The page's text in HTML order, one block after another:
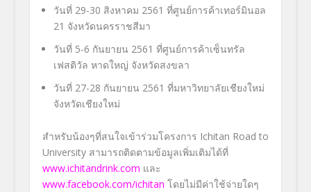
วันที่ 29-30 สิงหาคม 2561 ที่ศูนย์การค้าเทอร์มินอล
21 จังหวัดนครราชสีมา
วันที่ 5-6 กันยายน 2561 ที่ศูนย์การค้าเซ็นทรัล
เฟสติวัล หาดใหญ่ จังหวัดสงขลา
วันที่ 27-28 กันยายน 2561 ที่มหาวิทยาลัยเชียงใหม่
จังหวัดเชียงใหม่
สำหรับน้องๆที่สนใจเข้าร่วมโครงการ Ichitan Road to
University สามารถติดตามข้อมูลเพิ่มเติมได้ที่
www.ichitandrink.com และ
www.facebook.com/ichitan โดยไม่มีค่าใช้จ่ายใดๆ